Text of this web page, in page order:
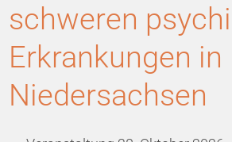
schweren
Erkrankungen in
Niedersachsen